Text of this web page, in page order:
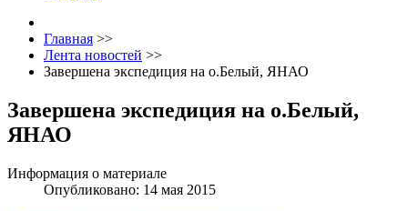
Главная >>
Лента новостей >>
Завершена экспедиция на о.Белый, ЯНАО
Завершена экспедиция на о.Белый,
ЯНАО
Информация о материале
Опубликовано: 14 мая 2015